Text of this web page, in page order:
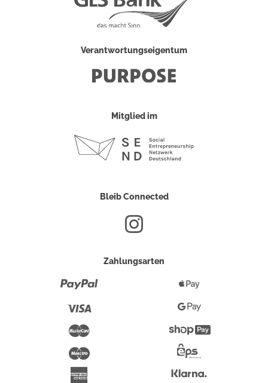
Verantwortungseigentum
Mitglied im
Bleib Connected
Zahlungsarten
Maestro
Pay
Google
Pay
Überweisung